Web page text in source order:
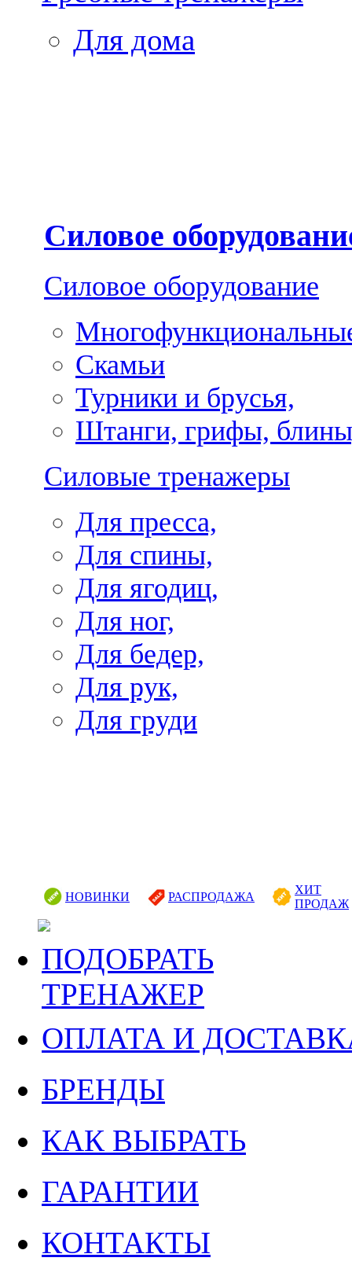
Для дома
Силовое
Силовое оборудование
Скамьи
Турники и брусья,
Штанги, грифы,
Силовые тренажеры
Для пресса,
Для спины,
Для ягодиц,
Для ног,
Для бедер,
Для рук,
Для груди
НОВИНКИ РАСПРОДАЖА
ХИТ
ПРОДАЖ
ПОДОБРАТЬ
ТРЕНАЖЕР
ОПЛАТА И
БРЕНДЫ
КАК ВЫБРАТЬ
ГАРАНТИИ
КОНТАКТЫ